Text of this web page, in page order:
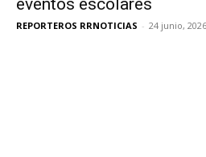
eventos escolares
REPORTEROS RRNOTICIAS - 24 junio, 2026